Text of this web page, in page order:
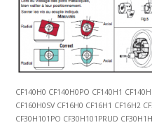
CF140H0 CF140H0PO CF140H1
CF160H0SV CF16H0 CF16H1 CF16H2
CF30H101PO CF30H101PRUD